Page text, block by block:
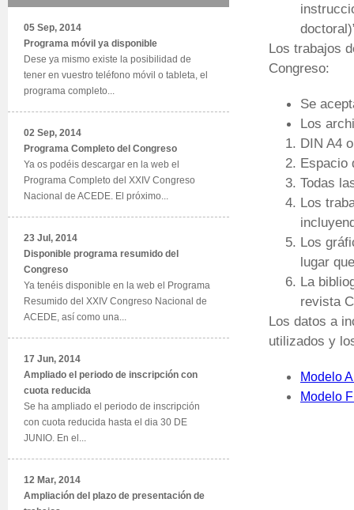
05 Sep, 2014
Programa móvil ya disponible
Dese ya mismo existe la posibilidad de
tener en vuestro teléfono móvil o tableta, el
programa completo...
02 Sep, 2014
Programa Completo del Congreso
Ya os podéis descargar en la web el
Programa Completo del XXIV Congreso
Nacional de ACEDE. El próximo...
23 Jul, 2014
Disponible programa resumido del
Congreso
Ya tenéis disponible en la web el Programa
Resumido del XXIV Congreso Nacional de
ACEDE, así como una...
17 Jun, 2014
Ampliado el periodo de inscripción con
cuota reducida
Se ha ampliado el periodo de inscripción
con cuota reducida hasta el dia 30 DE
JUNIO. En el...
12 Mar, 2014
Ampliación del plazo de presentación de
Los trabajos
Congreso:
Se
Los
DIN A4
Espacio
Todas
Los
Los
lugar
La
revista
Los datos a
utilizados y
Modelo
Modelo